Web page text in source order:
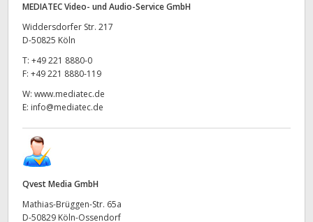
MEDIATEC Video- und Audio-Service GmbH
Widdersdorfer Str. 217
D-50825 Köln
T: +49 221 8880-0
F: +49 221 8880-119
W: www.mediatec.de
E: info@mediatec.de
Qvest Media GmbH
Mathias-Brüggen-Str. 65a
D-50829 Köln-Ossendorf